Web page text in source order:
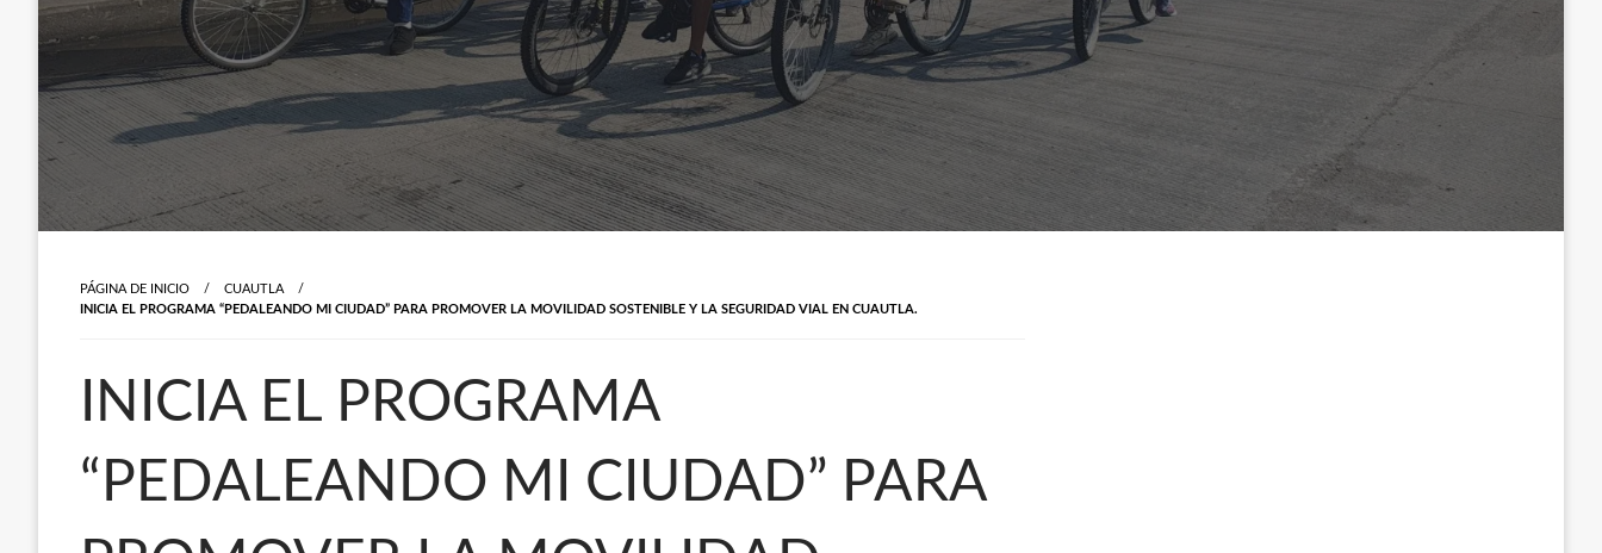
PÁGINA DE INICIO
CUAUTLA
INICIA EL PROGRAMA “PEDALEANDO MI CIUDAD” PARA PROMOVER LA MOVILIDAD SOSTENIBLE Y LA SEGURIDAD VIAL EN CUAUTLA.
INICIA EL PROGRAMA
“PEDALEANDO MI CIUDAD” PARA